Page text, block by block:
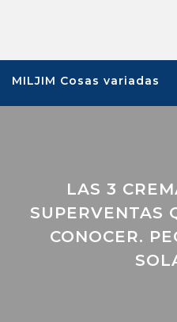
MILJIM Cosas variadas
LAS 3
SUPERVENTAS
CONOCER.